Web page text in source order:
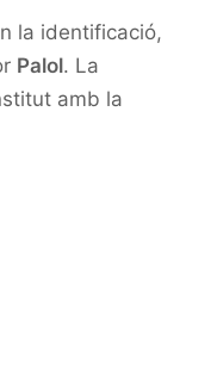
la identificació,
Palol. La
amb la